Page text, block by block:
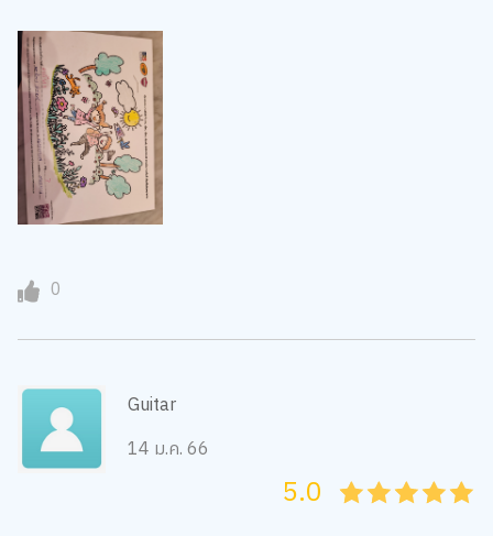
0
Guitar
14 ม.ค. 66
45
4
35
3
25
2
15
1
05
5.0